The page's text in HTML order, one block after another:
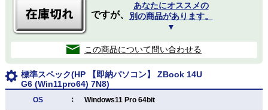
ですが、
あなたにオススメの
別の商品があります。
▼
この商品について問い合わせる
標準スペック(HP 【即納パソコン】 ZBook 14U
G6 (Win11pro64) 7N8)
OS ： Windows11 Pro 64bit